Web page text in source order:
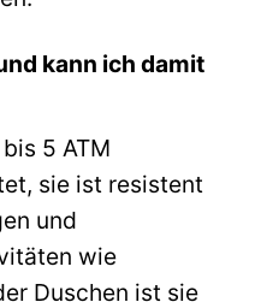
kann ich damit
5 ATM
sie ist resistent
und
wie
Duschen ist sie